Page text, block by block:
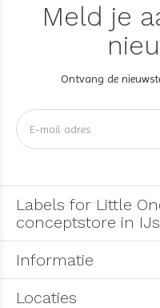
Meld je
Ontvang de
Labels for Little
conceptstore in
Informatie
Locaties